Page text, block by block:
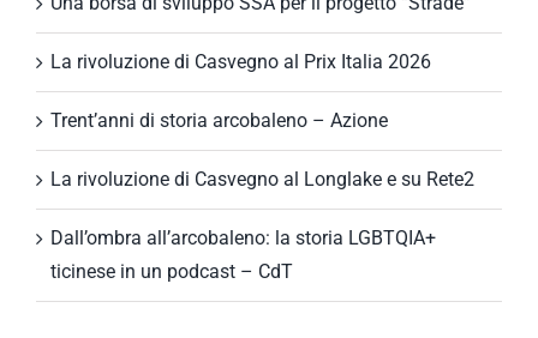
La rivoluzione di Casvegno al Prix Italia 2026
Trent’anni di storia arcobaleno – Azione
La rivoluzione di Casvegno al Longlake e su Rete2
Dall’ombra all’arcobaleno: la storia LGBTQIA+
ticinese in un podcast – CdT